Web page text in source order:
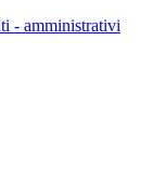
- amministrativi